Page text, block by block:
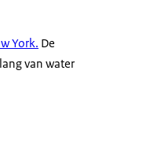
York. De
van water